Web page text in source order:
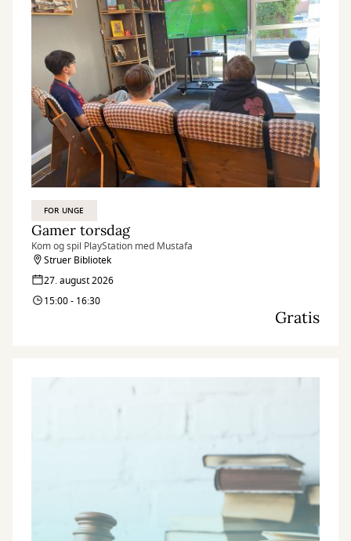
FOR UNGE
Gamer torsdag
Kom og spil PlayStation med Mustafa
Struer Bibliotek
27. august 2026
15:00 - 16:30
Gratis